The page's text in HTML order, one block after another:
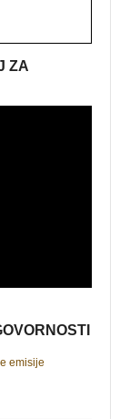
ZA
emisije